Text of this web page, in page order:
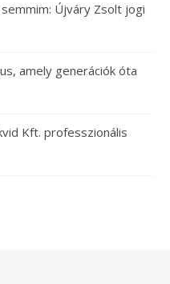
Újváry Zsolt jogi
amely generációk óta
Kft. professzionális